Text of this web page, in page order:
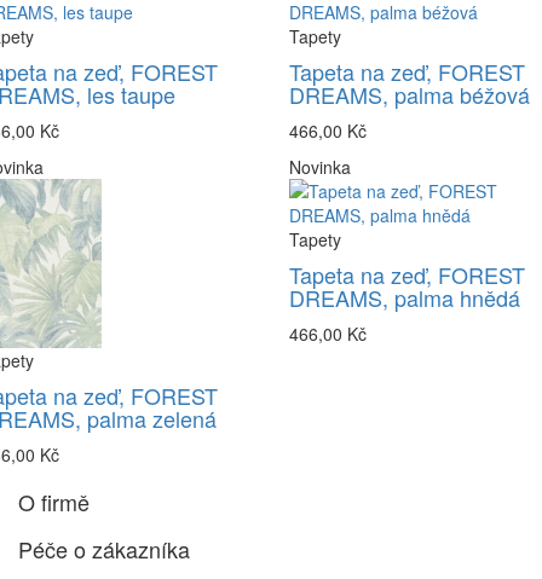
na zeď, FOREST
les taupe
Kč
Tapety
Tapeta na zeď, FOREST
DREAMS, palma béžová
466,00 Kč
na zeď, FOREST
palma zelená
Kč
Novinka
Tapety
Tapeta na zeď, FOREST
DREAMS, palma hnědá
466,00 Kč
O firmě
Péče o zákazníka